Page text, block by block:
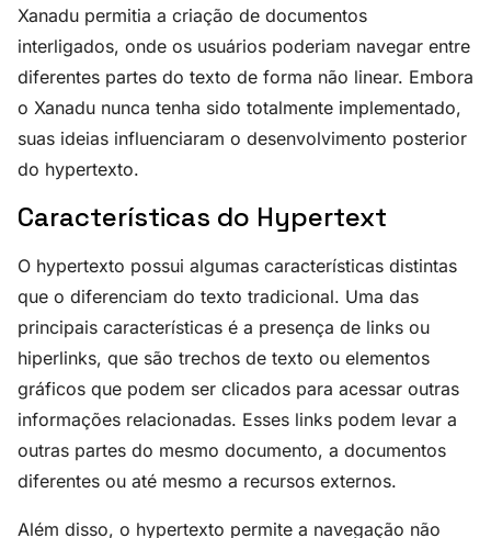
Xanadu permitia a criação de documentos
interligados, onde os usuários poderiam navegar entre
diferentes partes do texto de forma não linear. Embora
o Xanadu nunca tenha sido totalmente implementado,
suas ideias influenciaram o desenvolvimento posterior
do hypertexto.
Características do Hypertext
O hypertexto possui algumas características distintas
que o diferenciam do texto tradicional. Uma das
principais características é a presença de links ou
hiperlinks, que são trechos de texto ou elementos
gráficos que podem ser clicados para acessar outras
informações relacionadas. Esses links podem levar a
outras partes do mesmo documento, a documentos
diferentes ou até mesmo a recursos externos.
Além disso, o hypertexto permite a navegação não